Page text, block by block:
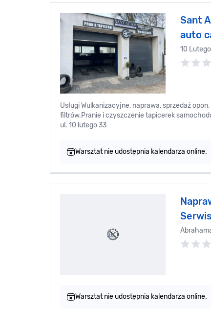
Sant
auto
10
Usługi Wulkanizacyjne, naprawa, sprzedaż
filtrów.Pranie i czyszczenie tapicerek
ul. 10 lutego 33
Warsztat nie udostępnia kalendarza online.
Warsztat nie udostępnia kalendarza online.